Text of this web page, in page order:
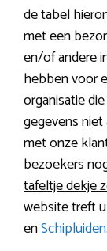
de tabel
met een
en/of andere
hebben voor
organisatie
gegevens
met onze
bezoekers
tafeltje dekje
website treft
enSchipluiden.